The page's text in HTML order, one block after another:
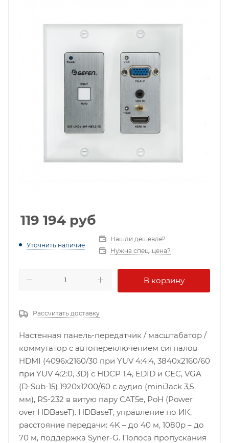
119 194 руб
Уточнить наличие
Нашли дешевле?
Нужна спец. цена?
В корзину
Рассчитать доставку
Настенная панель-передатчик / масштабатор /
коммутатор c автопереключением сигналов
HDMI (4096x2160/30 при YUV 4:4:4, 3840x2160/60
при YUV 4:2:0, 3D) с HDCP 1.4, EDID и CEC, VGA
(D-Sub-15) 1920х1200/60 с аудио (miniJack 3,5
мм), RS-232 в витую пару CAT5e, PoH (Power
over HDBaseT). HDBaseT, управление по ИК,
расстояние передачи: 4K – до 40 м, 1080p – до
70 м, поддержка Syner-G. Полоса пропускания